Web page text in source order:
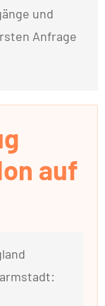
und
Anfrage
auf